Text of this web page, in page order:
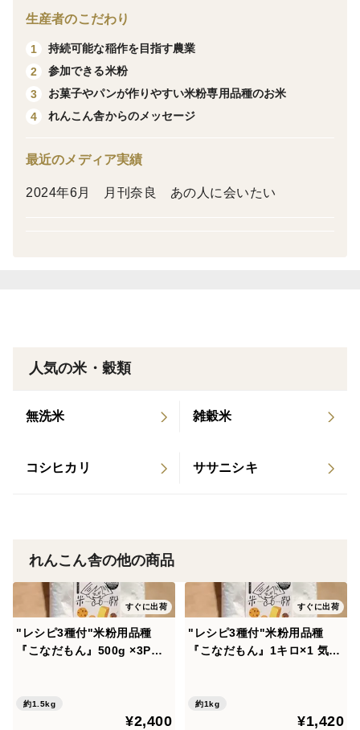
【産地のこと】
特別栽培米の米粉。
【品種の特徴】
カステラなどお菓子。
ホワイトソースやカスタードクリーム
【名称】米粉
【内容量】500g
【製造所】南都食糧株式会社 奈良県大淀町下渕760-1
生産者のこだわり
1
持続可能な稲作を目指す農業
2
参加できる米粉
3
お菓子やパンが作りやすい米粉専用品種のお米
4
れんこん舎からのメッセージ
最近のメディア実績
2024年6月 月刊奈良 あの人に会いたい
人気の米・穀類
無洗米 雑穀米
コシヒカリ ササニシキ
れんこん舎の他の商品
すぐに出荷
"レシピ3種付"米粉用品種
『こなだもん』500g ×3P
約1.5kg
¥2,400
すぐに出荷
"レシピ3種付"米粉用品種
『こなだもん』1キロ×1 気流
約1kg
¥1,420